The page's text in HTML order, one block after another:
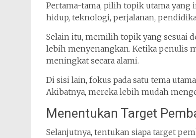
Pertama-tama, pilih topik utama yang
hidup, teknologi, perjalanan,
Selain itu, memilih topik yang sesuai
lebih menyenangkan. Ketika penulis
meningkat secara alami.
Di sisi lain, fokus pada satu tema
Akibatnya, mereka lebih mudah
Menentukan Target
Selanjutnya, tentukan siapa target